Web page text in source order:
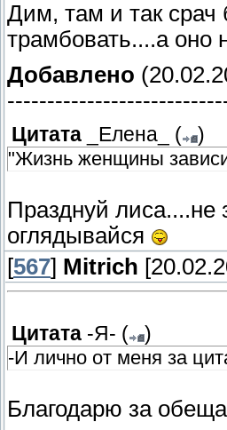
Дим, там и так срач
трамбовать....а оно
Добавлено
Цитата _Елена_ (
)
"Жизнь женщины
Празднуй лиса....не
оглядывайся
[567] Mitrich
Цитата -Я- (
)
-И лично от меня за
Благодарю за